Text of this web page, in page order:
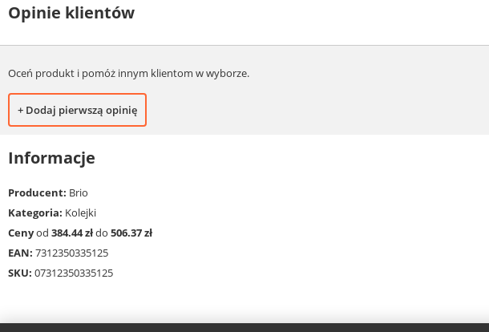
Opinie klientów
Oceń produkt i pomóż innym klientom w wyborze.
+ Dodaj pierwszą opinię
Informacje
Producent: Brio
Kategoria: Kolejki
Cenyod 384.44 złdo 506.37 zł
EAN: 7312350335125
SKU: 07312350335125